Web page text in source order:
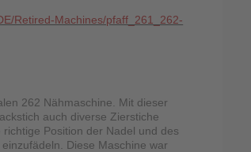
Retired-Machines/pfaff_261_262-
262 Nähmaschine. Mit dieser
auch diverse Zierstiche
Position der Nadel und des
Diese Maschine war